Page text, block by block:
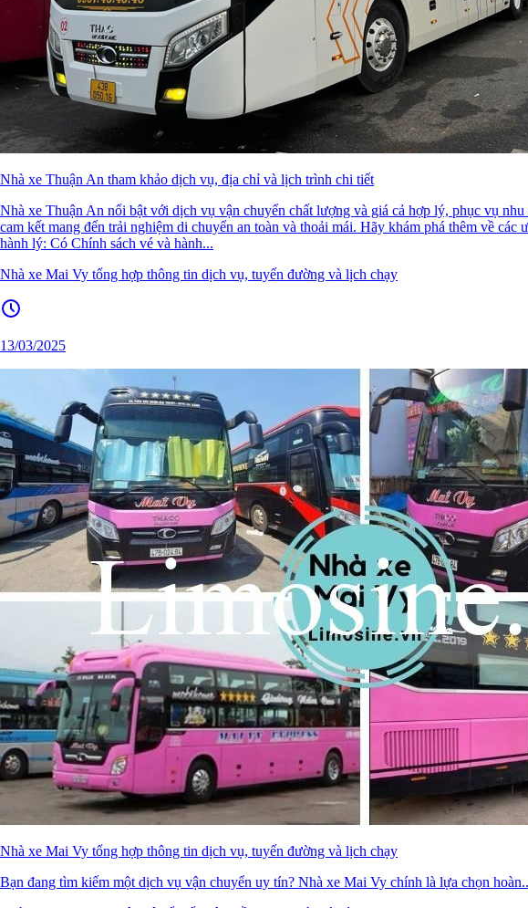
Nhà xe Thuận An tham khảo dịch vụ, địa chỉ và lịch trình chi tiết
Nhà xe Thuận An nổi bật với dịch vụ vận chuyển chất lượng và giá cả hợp lý, phục vụ
cam kết mang đến trải nghiệm di chuyển an toàn và thoải mái. Hãy khám phá thêm về
hành lý: Có Chính sách vé và hành...
Nhà xe Mai Vy tổng hợp thông tin dịch vụ, tuyến đường và lịch chạy
13/03/2025
Nhà xe Mai Vy tổng hợp thông tin dịch vụ, tuyến đường và lịch chạy
Bạn đang tìm kiếm một dịch vụ vận chuyển uy tín? Nhà xe Mai Vy chính là lựa chọn